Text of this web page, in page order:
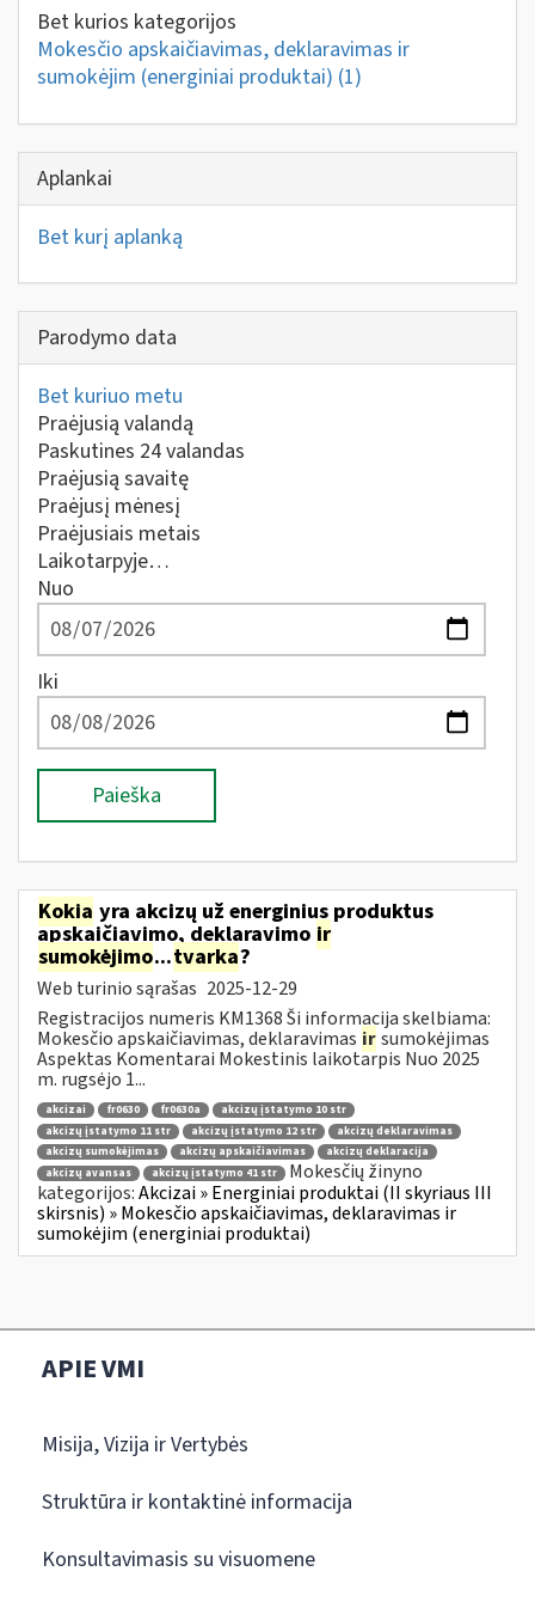
Bet kurios kategorijos
Mokesčio apskaičiavimas, deklaravimas ir
sumokėjim (energiniai produktai) (1)
Aplankai
Bet kurį aplanką
Parodymo data
Bet kuriuo metu
Praėjusią valandą
Paskutines 24 valandas
Praėjusią savaitę
Praėjusį mėnesį
Praėjusiais metais
Laikotarpyje…
Nuo
Iki
Paieška
Kokia yra akcizų už energinius produktus
apskaičiavimo, deklaravimo ir
sumokėjimo...tvarka?
Web turinio sąrašas 2025-12-29
Registracijos numeris KM1368 Ši informacija skelbiama:
Mokesčio apskaičiavimas, deklaravimas irsumokėjimas
Aspektas Komentarai Mokestinis laikotarpis Nuo 2025
m. rugsėjo 1...
akcizai fr0630 fr0630a
akcizų įstatymo 10 str
akcizų įstatymo 11 str
akcizų įstatymo 12 str
akcizų deklaravimas
akcizų sumokėjimas
akcizų apskaičiavimas
akcizų deklaracija
akcizų avansas
akcizų įstatymo 41 str
Mokesčių žinyno
kategorijos:Akcizai » Energiniai produktai (II skyriaus III
skirsnis) » Mokesčio apskaičiavimas, deklaravimas ir
sumokėjim (energiniai produktai)
APIE VMI
Misija, Vizija ir Vertybės
Struktūra ir kontaktinė informacija
Konsultavimasis su visuomene